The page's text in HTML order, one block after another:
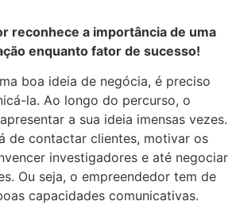
reconhece a importância de uma
enquanto fator de sucesso!
boa ideia de negócia, é preciso
la. Ao longo do percurso, o
a sua ideia imensas vezes.
de contactar clientes, motivar os
investigadores e até negociar
Ou seja, o empreendedor tem de
capacidades comunicativas.